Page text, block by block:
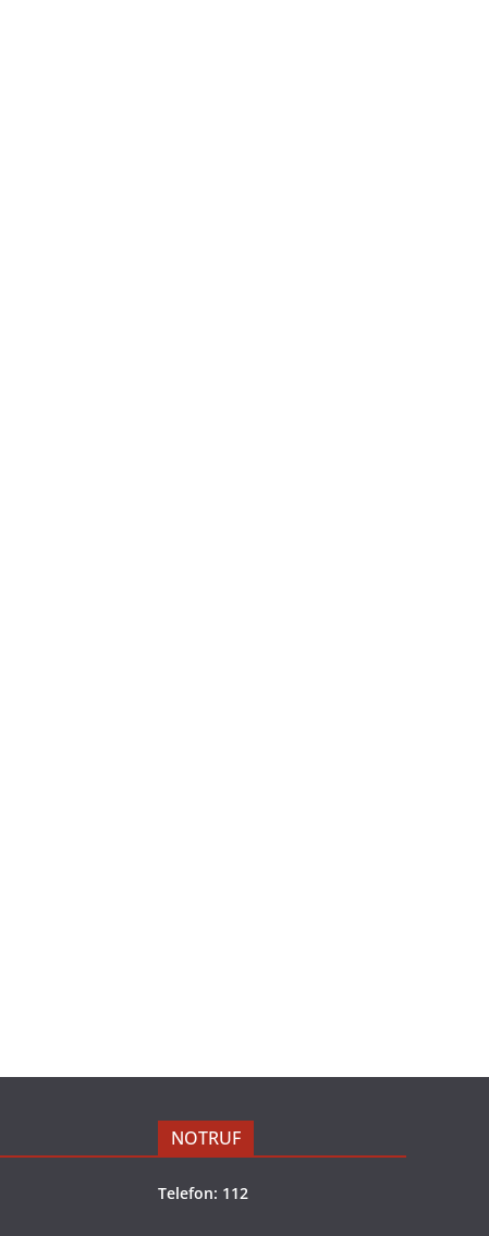
NOTRUF
Telefon: 112